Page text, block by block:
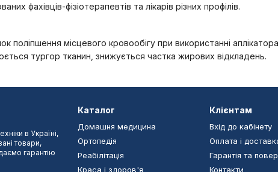
фахівців-фізіотерапевтів та лікарів різних профілів.
поліпшення місцевого кровообігу при використанні
тургор тканин, знижується частка жирових відкладень.
в Україні,
товари,
гарантію
Каталог
Домашня медицина
Ортопедія
Реабілітація
Краса і здоров'я
Клієнтам
Вхід до кабінету
Оплата і
Гарантія та
Контакти